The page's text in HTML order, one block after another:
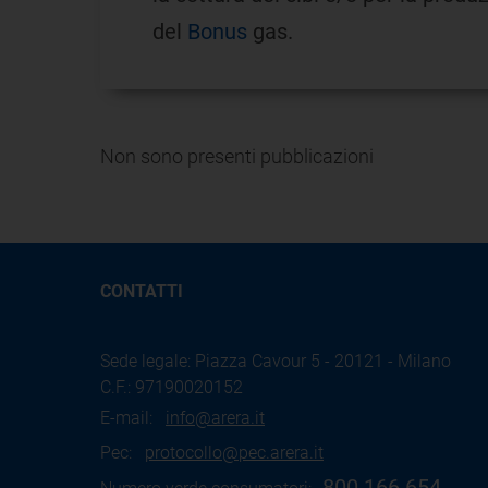
del Bonus gas.
Non sono presenti pubblicazioni
CONTATTI
Sede legale: Piazza Cavour 5 - 20121 - Milano
C.F.: 97190020152
E-mail: info@arera.it
Pec: protocollo@pec.arera.it